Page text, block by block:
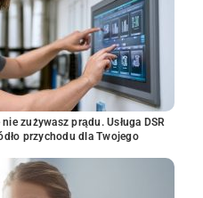
zużywasz prądu. Usługa DSR
przychodu dla Twojego